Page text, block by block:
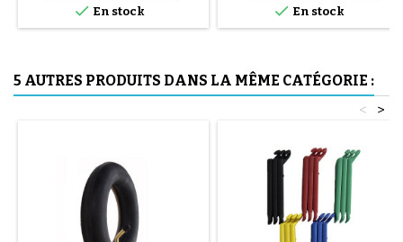
 En stock
uniquement à la main, cela évite
de percer la chambre à air.
 En stock
5 AUTRES PRODUITS DANS LA MÊME CATÉGORIE :
>
<